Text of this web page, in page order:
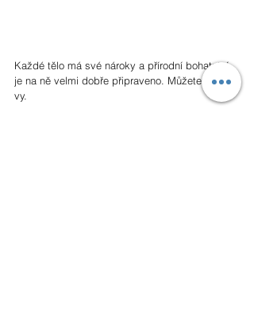
Každé tělo má své nároky a přírodní bohatství
je na ně velmi dobře připraveno. Můžete být i
vy.